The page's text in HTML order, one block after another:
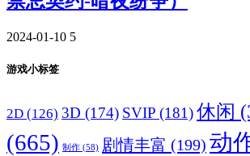
2024-01-10 5
游戏小标签
2D (126) 3D (174) SVIP (181)休闲
(665) 制作 (58) 剧情丰富 (199) 动